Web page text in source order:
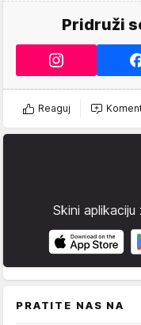
Pridruži
Reaguj
Skini
PRATITE NAS NA